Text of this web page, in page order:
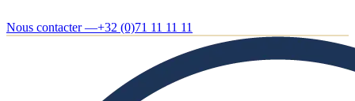
Nous contacter —+32 (0)71 11 11 11